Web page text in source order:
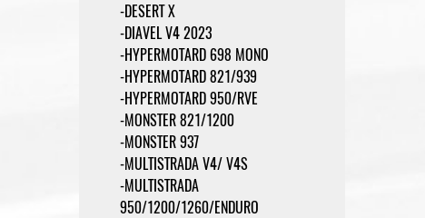
-DESERT X
-DIAVEL V4 2023
-HYPERMOTARD 698 MONO
-HYPERMOTARD 821/939
-HYPERMOTARD 950/RVE
-MONSTER 821/1200
-MONSTER 937
-MULTISTRADA V4/ V4S
-MULTISTRADA
950/1200/1260/ENDURO